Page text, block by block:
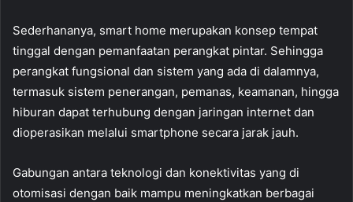
Sederhananya, smart home merupakan konsep tempat
tinggal dengan pemanfaatan perangkat pintar. Sehingga
perangkat fungsional dan sistem yang ada di dalamnya,
termasuk sistem penerangan, pemanas, keamanan, hingga
hiburan dapat terhubung dengan jaringan internet dan
dioperasikan melalui smartphone secara jarak jauh.
Gabungan antara teknologi dan konektivitas yang di
otomisasi dengan baik mampu meningkatkan berbagai